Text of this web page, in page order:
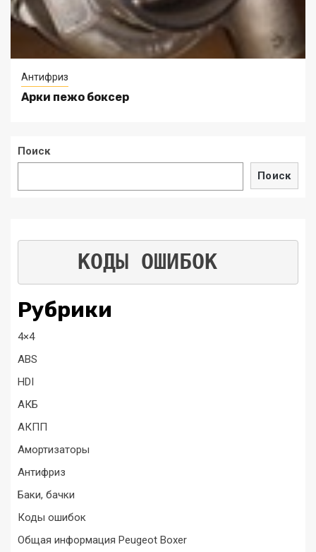
Антифриз
Арки пежо боксер
Поиск
Поиск
КОДЫ ОШИБОК
Рубрики
4×4
ABS
HDI
АКБ
АКПП
Амортизаторы
Антифриз
Баки, бачки
Коды ошибок
Общая информация Peugeot Boxer